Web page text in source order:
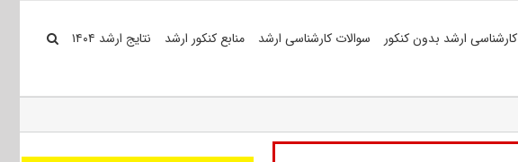
کارشناسی ارشد بدون کنکور سوالات کارشناسی ارشد منابع کنکور ارشد نتایج ارشد ۱۴۰۴